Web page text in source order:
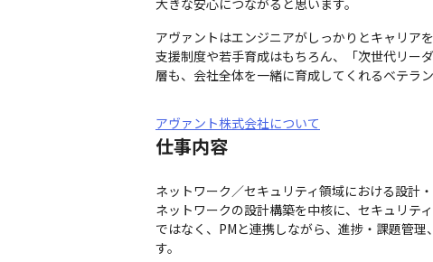
大きな安心につながると思います。
アヴァントはエンジニアがしっかりとキャリア
支援制度や若手育成はもちろん、「次世代リー
層も、会社全体を一緒に育成してくれるベテラ
アヴァント株式会社について
仕事内容
ネットワーク／セキュリティ領域における設計
ネットワークの設計構築を中核に、セキュリテ
ではなく、PMと連携しながら、進捗・課題管
す。